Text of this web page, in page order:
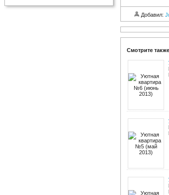
Добавил:
Смотрите